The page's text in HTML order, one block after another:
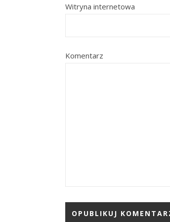
Witryna internetowa
Komentarz